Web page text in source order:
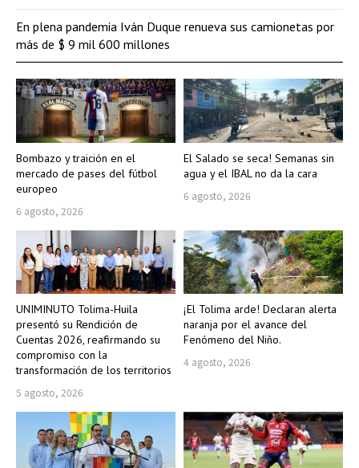
Bombazo y traición en el
mercado de pases del fútbol
europeo
6 agosto, 2026
El Salado se seca! Semanas sin
agua y el IBAL no da la cara
6 agosto, 2026
UNIMINUTO Tolima-Huila
presentó su Rendición de
Cuentas 2026, reafirmando su
compromiso con la
transformación de los territorios
5 agosto, 2026
¡El Tolima arde! Declaran alerta
naranja por el avance del
Fenómeno del Niño.
4 agosto, 2026
En plena pandemia Iván Duque renueva sus camionetas por
más de $ 9 mil 600 millones